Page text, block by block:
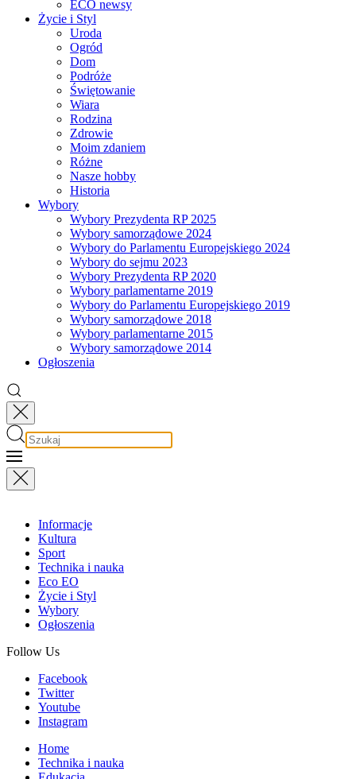
ECO newsy
Życie i Styl
Uroda
Ogród
Dom
Podróże
Świętowanie
Wiara
Rodzina
Zdrowie
Moim zdaniem
Różne
Nasze hobby
Historia
Wybory
Wybory Prezydenta RP 2025
Wybory samorządowe 2024
Wybory do Parlamentu Europejskiego 2024
Wybory do sejmu 2023
Wybory Prezydenta RP 2020
Wybory parlamentarne 2019
Wybory do Parlamentu Europejskiego 2019
Wybory samorządowe 2018
Wybory parlamentarne 2015
Wybory samorządowe 2014
Ogłoszenia
Informacje
Kultura
Sport
Technika i nauka
Eco EO
Życie i Styl
Wybory
Ogłoszenia
Follow Us
Facebook
Twitter
Youtube
Instagram
Home
Technika i nauka